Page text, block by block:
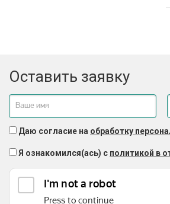
Оставить заявку
Даю согласие на обработку
Я ознакомился(ась) с политикой в